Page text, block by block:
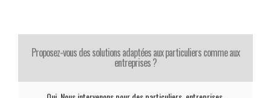
Proposez-vous des solutions adaptées aux particuliers comme aux
entreprises ?